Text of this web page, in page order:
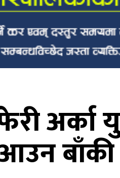
अर्का
बाँकी